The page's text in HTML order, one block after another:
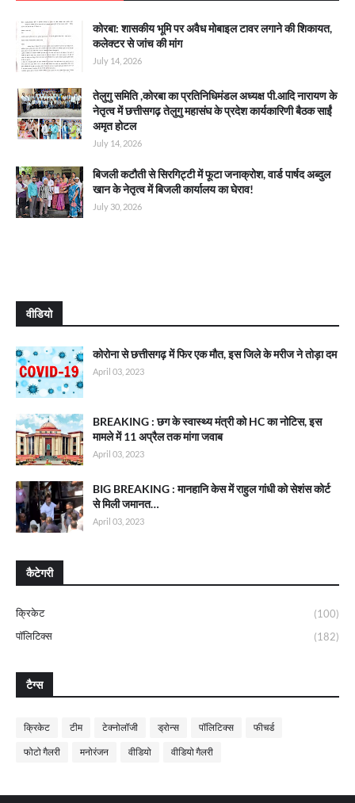
कोरबा: शासकीय भूमि पर अवैध मोबाइल टावर लगाने की शिकायत,
कलेक्टर से जांच की मांग
July 14, 2026
तेलुगु समिति ,कोरबा का प्रतिनिधिमंडल अध्यक्ष पी.आदि नारायण के
नेतृत्व में छत्तीसगढ़ तेलुगु महासंघ के प्रदेश कार्यकारिणी बैठक साईं
अमृत होटल
July 14, 2026
बिजली कटौती से सिरगिट्टी में फूटा जनाक्रोश, वार्ड पार्षद अब्दुल
खान के नेतृत्व में बिजली कार्यालय का घेराव!
July 30, 2026
वीडियो
कोरोना से छत्तीसगढ़ में फिर एक मौत, इस जिले के मरीज ने तोड़ा दम
April 03, 2023
BREAKING : छग के स्वास्थ्य मंत्री को HC का नोटिस, इस
मामले में 11 अप्रैल तक मांगा जवाब
April 03, 2023
BIG BREAKING : मानहानि केस में राहुल गांधी को सेशंस कोर्ट
से मिली जमानत…
April 03, 2023
कैटेगरी
क्रिकेट
(100)
पॉलिटिक्स
(182)
टैग्स
क्रिकेट टीम टेक्नोलॉजी ड्रोन्स पॉलिटिक्स फीचर्ड
फोटो गैलरी मनोरंजन वीडियो वीडियो गैलरी